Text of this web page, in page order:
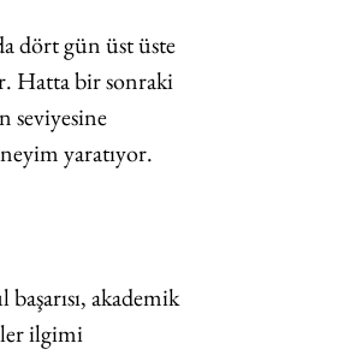
dört gün üst üste
Hatta bir sonraki
seviyesine
yaratıyor.
akademik
ilgimi